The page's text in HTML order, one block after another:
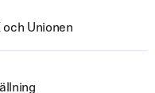
och Unionen